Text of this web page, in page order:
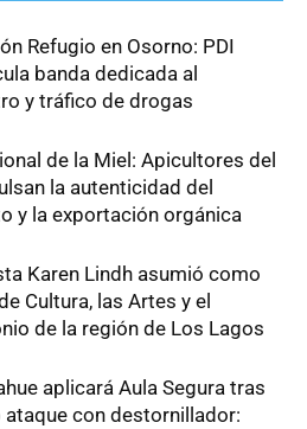
Refugio en Osorno: PDI
banda dedicada al
y tráfico de drogas
de la Miel: Apicultores del
la autenticidad del
y la exportación orgánica
Karen Lindh asumió como
Cultura, las Artes y el
de la región de Los Lagos
aplicará Aula Segura tras
ataque con destornillador: